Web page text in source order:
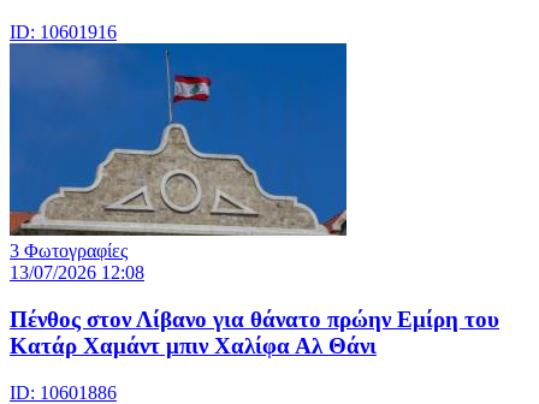
ID: 10601916
3 Φωτογραφίες
13/07/2026 12:08
Πένθος στον Λίβανο για θάνατο πρώην Εμίρη του
Κατάρ Χαμάντ μπιν Χαλίφα Αλ Θάνι
ID: 10601886